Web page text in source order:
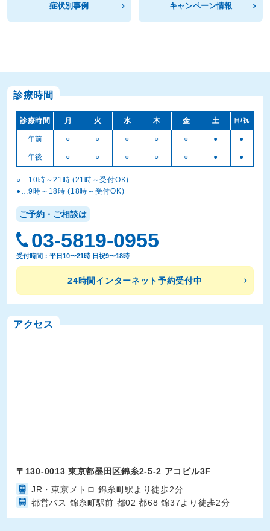
症状別事例 キャンペーン情報
診療時間
診療時間 月 火 水 木 金 土 日/祝
午前 ○ ○ ○ ○ ○ ● ●
午後 ○ ○ ○ ○ ○ ● ●
○…10時～21時 (21時～受付OK)
●…9時～18時 (18時～受付OK)
ご予約・ご相談は
03-5819-0955
受付時間：平日10〜21時 日祝9〜18時
24時間インターネット予約受付中
アクセス
〒130-0013 東京都墨田区錦糸2-5-2 アコビル3F
JR・東京メトロ 錦糸町駅より徒歩2分
都営バス 錦糸町駅前 都02 都68 錦37より徒歩2分